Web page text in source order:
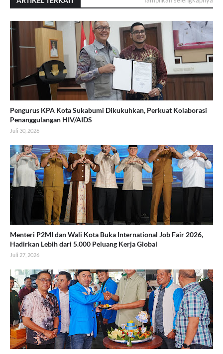
Pengurus KPA Kota Sukabumi Dikukuhkan, Perkuat Kolaborasi
Penanggulangan HIV/AIDS
Juli 30, 2026
Menteri P2MI dan Wali Kota Buka International Job Fair 2026,
Hadirkan Lebih dari 5.000 Peluang Kerja Global
Juli 27, 2026